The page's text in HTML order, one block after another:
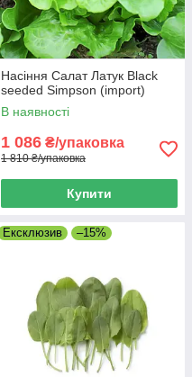
Насіння Салат Латук Black
seeded Simpson (import)
В наявності
1 086 ₴/упаковка
1 810 ₴/упаковка
Купити
Ексклюзив –15%